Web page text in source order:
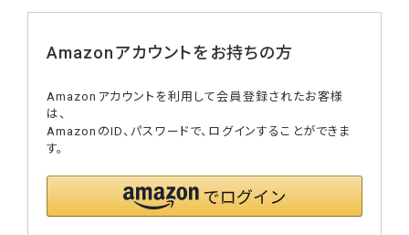
Amazonアカウントをお持ちの方
Amazonアカウントを利用して会員登録されたお客様
は、
AmazonのID、パスワードで、ログインすることができま
す。